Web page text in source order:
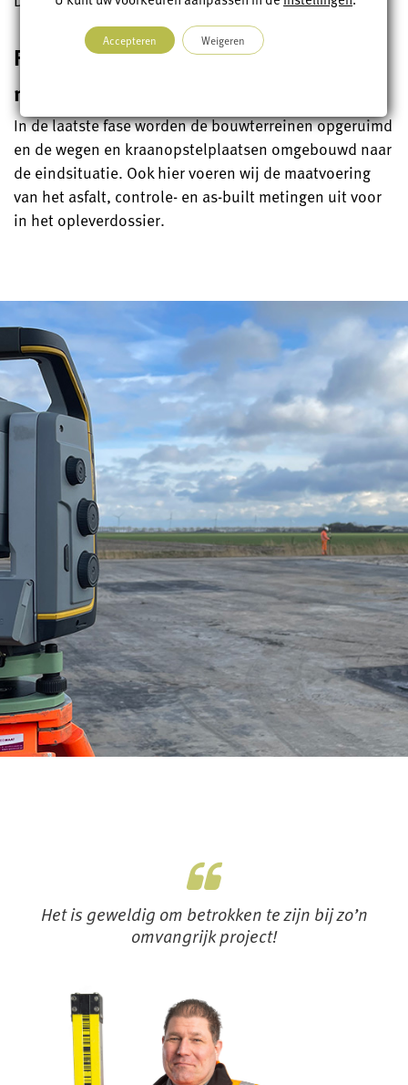
Fase 5 – Afwerken bouwterrein en
nazorg
In de laatste fase worden de bouwterreinen opgeruimd
en de wegen en kraanopstelplaatsen omgebouwd naar
de eindsituatie. Ook hier voeren wij de maatvoering
van het asfalt, controle- en as-built metingen uit voor
in het opleverdossier.
Het is geweldig om betrokken te zijn bij zo’n
omvangrijk project!
Accepteren Weigeren